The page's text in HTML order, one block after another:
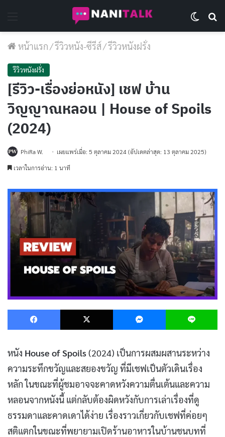
หน้าแรก/รีวิวหนัง-ซีรีส์/รีวิวหนังฝรั่ง
รีวิวหนังฝรั่ง
[รีวิว-เรื่องย่อหนัง] เชฟ บ้าน
วิญญาณหลอน | House of Spoils
(2024)
PhiRa W. เผยแพร่เมื่อ: 5 ตุลาคม 2024 (อัปเดตล่าสุด: 13 ตุลาคม 2025)
เวลาในการอ่าน: 1 นาที
Facebook X Messenger
หนัง House of Spoils(2024) เป็นการผสมผสานระหว่าง
ความระทึกขวัญและสยองขวัญ ที่มีเชฟเป็นตัวเดินเรื่อง
หลัก ในขณะที่ผู้ชมอาจจะคาดหวังความตื่นเต้นและความ
หลอนจากหนังนี้ แต่กลับต้องผิดหวังกับการเล่าเรื่องที่ดู
ธรรมดาและคาดเดาได้ง่าย เรื่องราวเกี่ยวกับเชฟที่ค่อยๆ
สติแตกในขณะที่พยายามเปิดร้านอาหารในบ้านชนบทที่